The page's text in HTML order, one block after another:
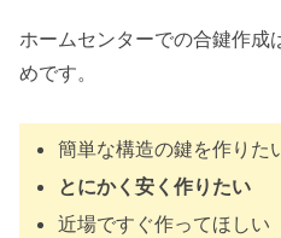
ホームセンターでの合鍵作成
めです。
簡単な構造の鍵を作りた
とにかく安く作りたい
近場ですぐ作ってほしい